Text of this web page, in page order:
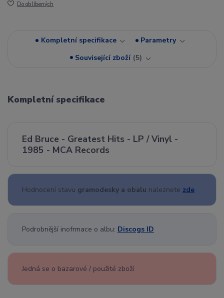
Do oblíbených
Kompletní specifikace
Parametry
Související zboží 5
Kompletní specifikace
Ed Bruce - Greatest Hits - LP / Vinyl -
1985 - MCA Records
Hodnocení stavu gramodesky a obalu naleznete zde
Podrobnější inofrmace o albu: Discogs ID
Jedná se o bazarové / použité zboží